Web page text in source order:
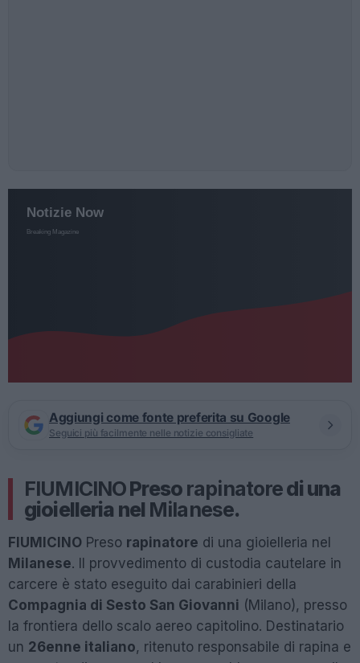
Aggiungi come fonte preferita su Google
Seguici più facilmente nelle notizie consigliate
FIUMICINOPreso rapinatoredi una
gioielleria nel Milanese.
FIUMICINO Preso rapinatore di una gioielleria nel
Milanese. Il provvedimento di custodia cautelare in
carcere è stato eseguito dai carabinieri della
Compagnia di Sesto San Giovanni (Milano), presso
la frontiera dello scalo aereo capitolino. Destinatario
un 26enne italiano, ritenuto responsabile di rapina e